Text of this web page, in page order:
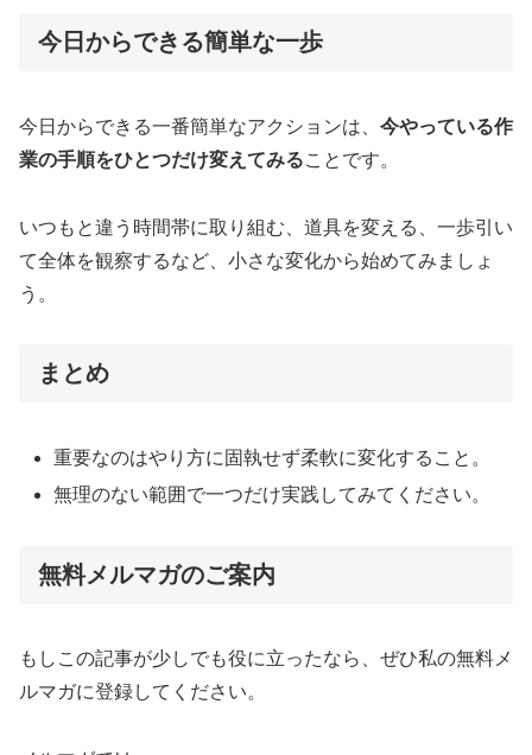
今日からできる簡単な一歩
今日からできる一番簡単なアクションは、 今やっている作
業の手順をひとつだけ変えてみることです。
いつもと違う時間帯に取り組む、道具を変える、一歩引い
て全体を観察するなど、小さな変化から始めてみましょ
う。
まとめ
重要なのはやり方に固執せず柔軟に変化すること。
無理のない範囲で一つだけ実践してみてください。
無料メルマガのご案内
もしこの記事が少しでも役に立ったなら、ぜひ私の無料メ
ルマガに登録してください。